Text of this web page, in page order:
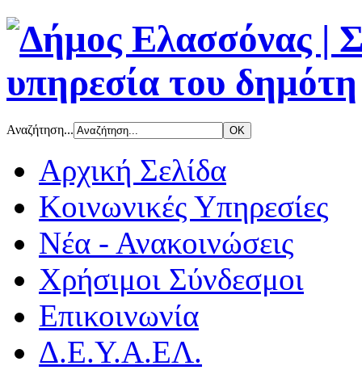
Αναζήτηση...
Αρχική Σελίδα
Κοινωνικές Υπηρεσίες
Νέα - Ανακοινώσεις
Χρήσιμοι Σύνδεσμοι
Επικοινωνία
Δ.Ε.Υ.Α.ΕΛ.